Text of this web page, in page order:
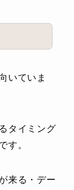
いていま
タイミング
す。
来る・デー